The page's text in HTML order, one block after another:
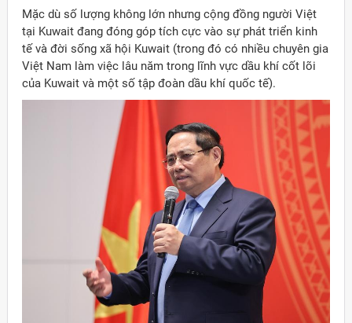
Mặc dù số lượng không lớn nhưng cộng đồng người Việt
tại Kuwait đang đóng góp tích cực vào sự phát triển kinh
tế và đời sống xã hội Kuwait (trong đó có nhiều chuyên gia
Việt Nam làm việc lâu năm trong lĩnh vực dầu khí cốt lõi
của Kuwait và một số tập đoàn dầu khí quốc tế).